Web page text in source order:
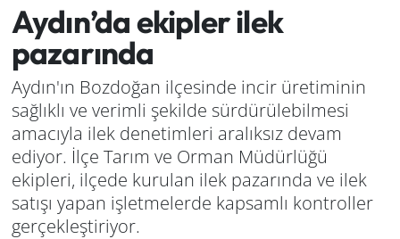
Aydın’da ekipler ilek
pazarında
Aydın'ın Bozdoğan ilçesinde incir üretiminin
sağlıklı ve verimli şekilde sürdürülebilmesi
amacıyla ilek denetimleri aralıksız devam
ediyor. İlçe Tarım ve Orman Müdürlüğü
ekipleri, ilçede kurulan ilek pazarında ve ilek
satışı yapan işletmelerde kapsamlı kontroller
gerçekleştiriyor.
Genel
Haber
Izmir
Kütahya
Manisa
Son Dakika Haberleri
Haber Arşivi